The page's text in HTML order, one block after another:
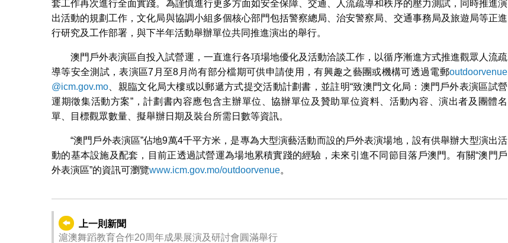
套工作再次進行全面實踐。為謹慎進行更多方面如安全保障、交通、人流疏導和秩序的壓力測試，同時推進演
出活動的規劃工作，文化局與協調小組多個核心部門包括警察總局、治安警察局、交通事務局及旅遊局等正進
行研究及工作部署，與下半年活動舉辦單位共同推進演出的舉行。
澳門戶外表演區自投入試營運，一直進行各項場地優化及活動洽談工作，以循序漸進方式推進觀眾人流疏
導等安全測試，表演區7月至8月尚有部分檔期可供申請使用，有興趣之藝團或機構可透過電郵outdoorvenue
@icm.gov.mo 、親臨文化局大樓或以郵遞方式提交活動計劃書，並註明“致澳門文化局：澳門戶外表演區試營
運期徵集活動方案”，計劃書內容應包含主辦單位、協辦單位及贊助單位資料、活動內容、演出者及團體名
單、目標觀眾數量、擬舉辦日期及裝台所需日數等資訊。
“澳門戶外表演區”佔地9萬4千平方米，是專為大型演藝活動而設的戶外表演場地，設有供舉辦大型演出活
動的基本設施及配套，目前正透過試營運為場地累積實踐的經驗，未來引進不同節目落戶澳門。有關“澳門戶
外表演區”的資訊可瀏覽www.icm.gov.mo/outdoorvenue。
上一則新聞
滬澳舞蹈教育合作20周年成果展演及研討會圓滿舉行